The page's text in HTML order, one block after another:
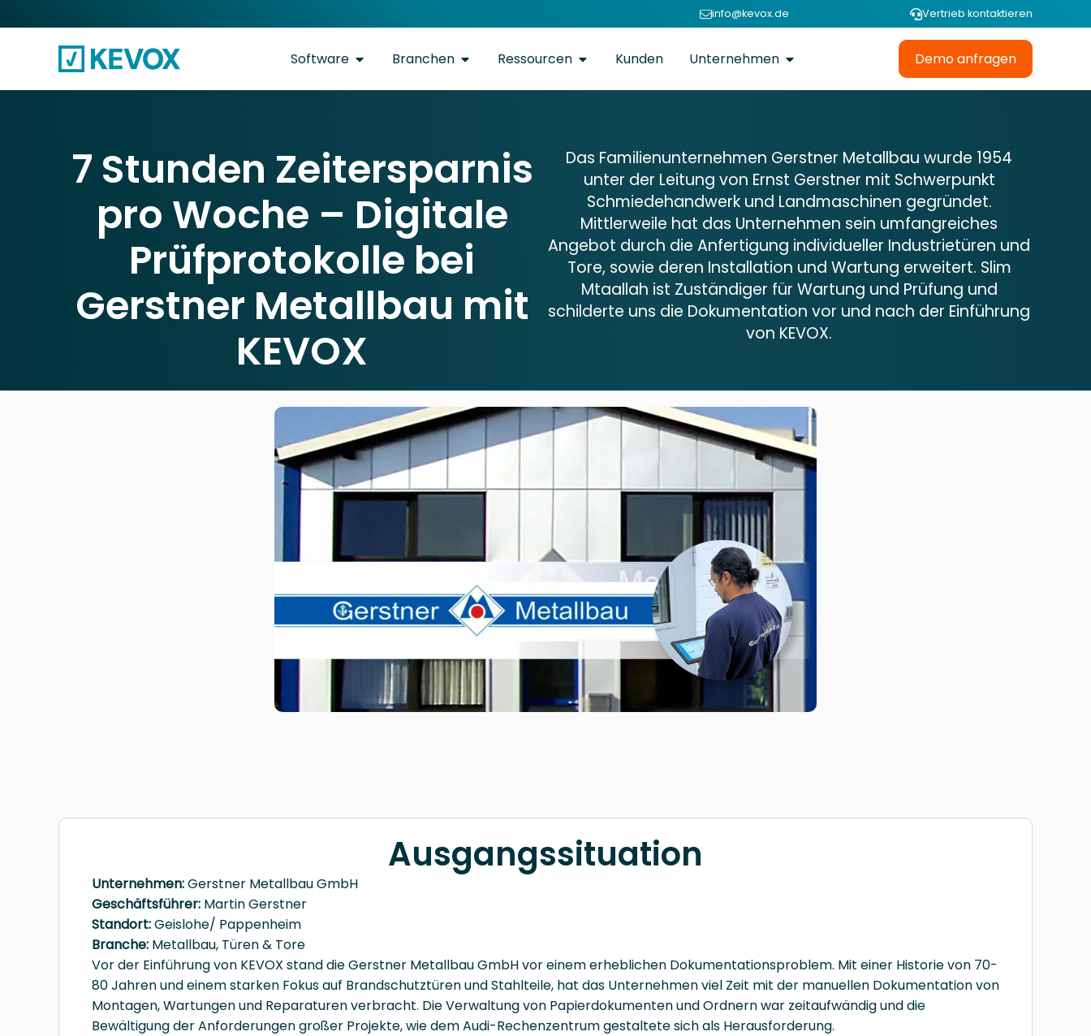
Vertrieb kontaktieren
info@kevox.de
Software Branchen Ressourcen Kunden Unternehmen Demo anfragen
7 Stunden Zeitersparnis
pro Woche – Digitale
Prüfprotokolle bei
Gerstner Metallbau mit
KEVOX
Das Familienunternehmen Gerstner Metallbau wurde 1954
unter der Leitung von Ernst Gerstner mit Schwerpunkt
Schmiedehandwerk und Landmaschinen gegründet.
Mittlerweile hat das Unternehmen sein umfangreiches
Angebot durch die Anfertigung individueller Industrietüren und
Tore, sowie deren Installation und Wartung erweitert. Slim
Mtaallah ist Zuständiger für Wartung und Prüfung und
schilderte uns die Dokumentation vor und nach der Einführung
von KEVOX.
Ausgangssituation
Unternehmen:Gerstner Metallbau GmbH
Geschäftsführer: Martin Gerstner
Standort:Geislohe/ Pappenheim
Branche: Metallbau, Türen & Tore
Vor der Einführung von KEVOX stand die Gerstner Metallbau GmbH vor einem erheblichen Dokumentationsproblem. Mit einer Historie von 70-
80 Jahren und einem starken Fokus auf Brandschutztüren und Stahlteile, hat das Unternehmen viel Zeit mit der manuellen Dokumentation von
Montagen, Wartungen und Reparaturen verbracht. Die Verwaltung von Papierdokumenten und Ordnern war zeitaufwändig und die
Bewältigung der Anforderungen großer Projekte, wie dem Audi-Rechenzentrum gestaltete sich als Herausforderung.